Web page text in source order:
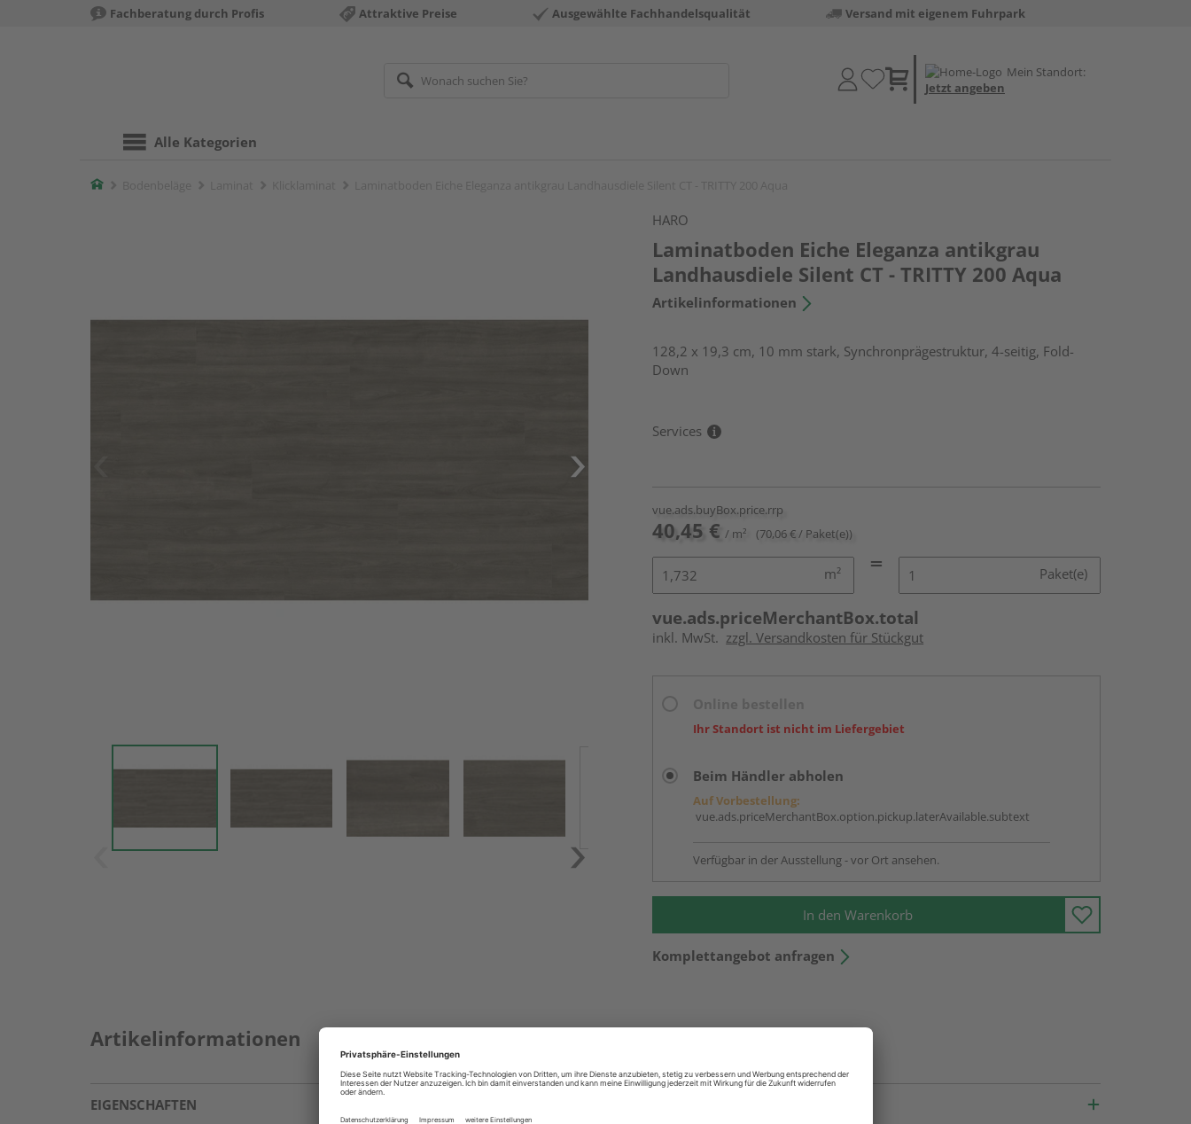
Fachberatung durch Profis Attraktive Preise Ausgewählte Fachhandelsqualität Versand mit eigenem Fuhrpark
Mein Standort:
Jetzt angeben
Alle Kategorien
Home
HARO
Laminatboden Eiche Eleganza antikgrau
Landhausdiele Silent CT - TRITTY 200 Aqua
Artikelinformationen
128,2 x 19,3 cm, 10 mm stark, Synchronprägestruktur, 4-seitig, Fold-
Down
Services
vue.ads.buyBox.price.rrp
40,45 € / m² (70,06 € / Paket(e))
m² Paket(e)
vue.ads.priceMerchantBox.total
inkl. MwSt. zzgl. Versandkosten für Stückgut
Ihr Standort ist nicht im Liefergebiet
Beim Händler abholen
Auf Vorbestellung:
vue.ads.priceMerchantBox.option.pickup.laterAvailable.subtext
Verfügbar in der Ausstellung - vor Ort ansehen.
In den Warenkorb
Komplettangebot anfragen
Artikelinformationen
EIGENSCHAFTEN